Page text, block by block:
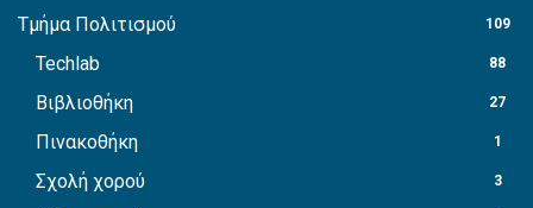
Τμήμα Πολιτισμού 109
Techlab 88
Βιβλιοθήκη 27
Πινακοθήκη 1
Σχολή χορού 3